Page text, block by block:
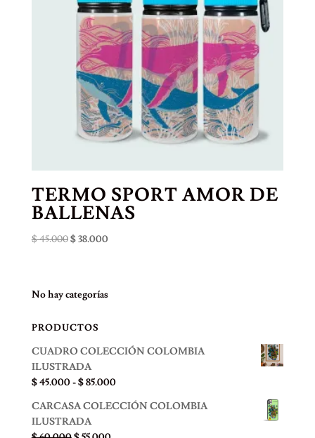
TERMO SPORT AMOR DE
BALLENAS
$45.000El
$ 45.000.
$38.000El
No hay categorías
PRODUCTOS
CUADRO COLECCIÓN COLOMBIA
ILUSTRADA
$45.000-$85.000Rango
precios:
CARCASA COLECCIÓN COLOMBIA
ILUSTRADA